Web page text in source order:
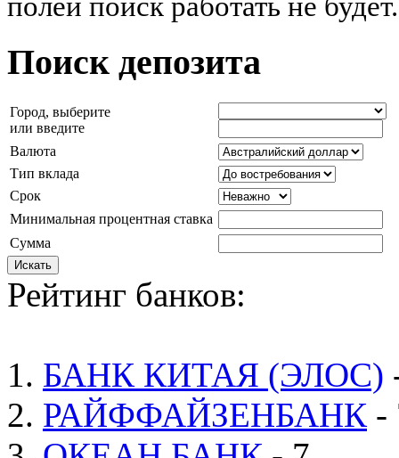
полей поиск работать не будет.
Поиск депозита
Город, выберите
или введите
Валюта
Тип вклада
Срок
Минимальная процентная ставка
Сумма
Рейтинг банков:
1. БАНК КИТАЯ (ЭЛОС)
2. РАЙФФАЙЗЕНБАНК -